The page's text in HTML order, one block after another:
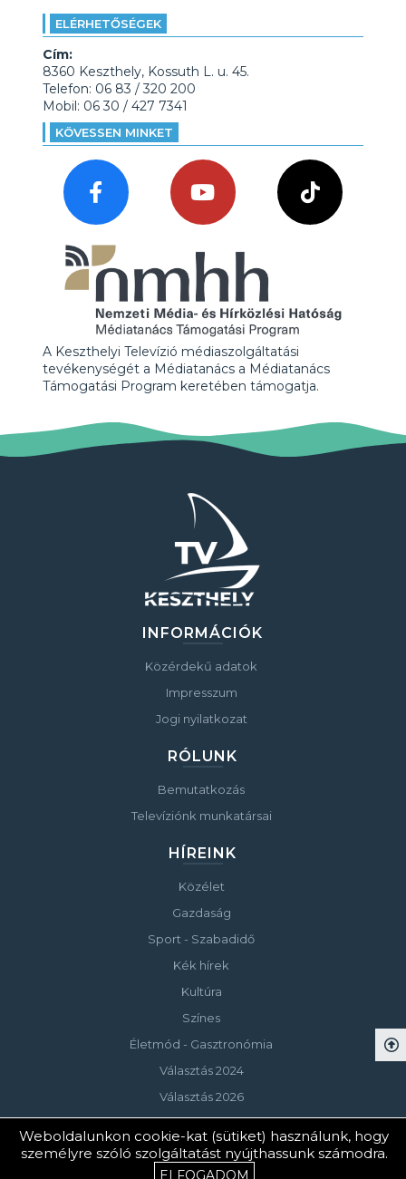
ELÉRHETŐSÉGEK
Cím:
8360 Keszthely, Kossuth L. u. 45.
Telefon: 06 83 / 320 200
Mobil: 06 30 / 427 7341
KÖVESSEN MINKET
A Keszthelyi Televízió médiaszolgáltatási
tevékenységét a Médiatanács a Médiatanács
Támogatási Program keretében támogatja.
INFORMÁCIÓK
Közérdekű adatok
Impresszum
Jogi nyilatkozat
RÓLUNK
Bemutatkozás
Televíziónk munkatársai
HÍREINK
Közélet
Gazdaság
Sport - Szabadidő
Kék hírek
Kultúra
Színes
Életmód - Gasztronómia
Választás 2024
Választás 2026
© Copyright 2023 Keszthelyi Televízió
Weboldalunkon cookie-kat (sütiket) használunk, hogy
személyre szóló szolgáltatást nyújthassunk számodra.
ELFOGADOM